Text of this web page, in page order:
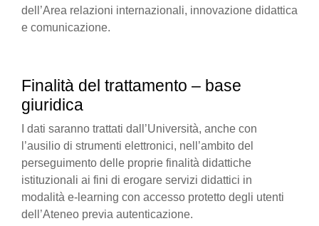
dell’Area relazioni internazionali, innovazione didattica
e comunicazione.
Finalità del trattamento – base
giuridica
I dati saranno trattati dall’Università, anche con
l’ausilio di strumenti elettronici, nell’ambito del
perseguimento delle proprie finalità didattiche
istituzionali ai fini di erogare servizi didattici in
modalità e-learning con accesso protetto degli utenti
dell’Ateneo previa autenticazione.